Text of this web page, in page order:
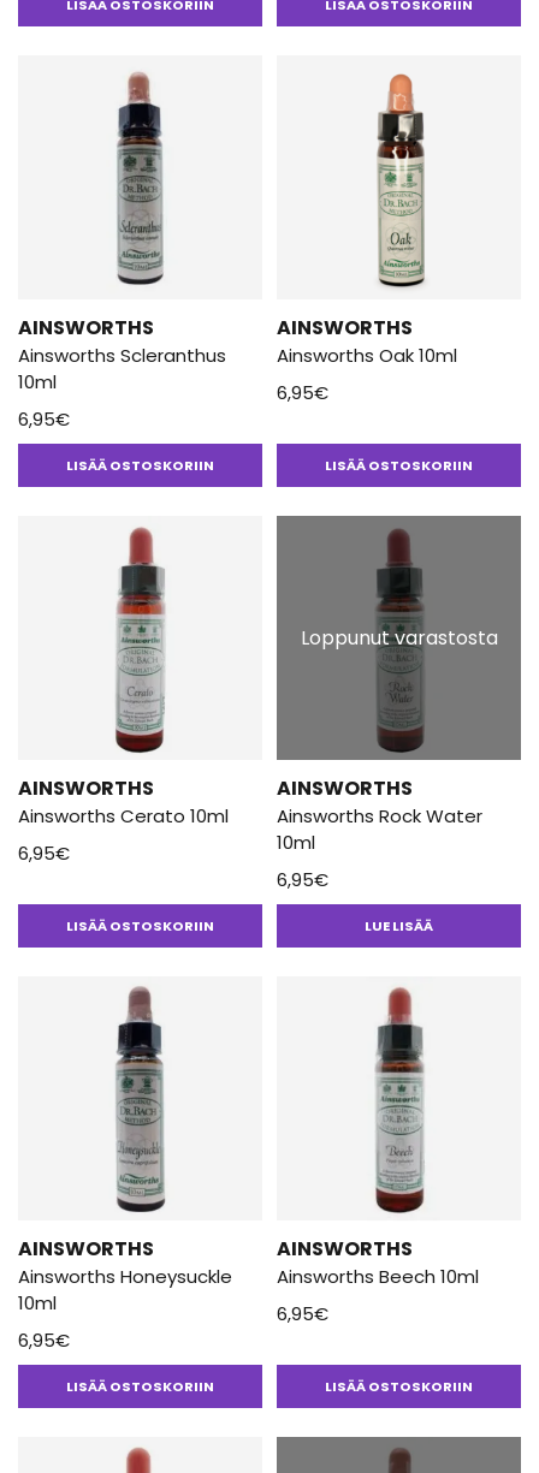
LISÄÄ OSTOSKORIIN LISÄÄ OSTOSKORIIN
AINSWORTHS
Ainsworths Scleranthus
10ml
6,95€
LISÄÄ OSTOSKORIIN
AINSWORTHS
Ainsworths Oak 10ml
6,95€
LISÄÄ OSTOSKORIIN
AINSWORTHS
Ainsworths Cerato 10ml
6,95€
LISÄÄ OSTOSKORIIN
Loppunut varastosta
AINSWORTHS
Ainsworths Rock Water
10ml
6,95€
LUE LISÄÄ
AINSWORTHS
Ainsworths Honeysuckle
10ml
6,95€
LISÄÄ OSTOSKORIIN
AINSWORTHS
Ainsworths Beech 10ml
6,95€
LISÄÄ OSTOSKORIIN